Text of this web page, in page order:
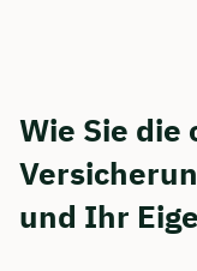
Wie Sie die
und Ihr